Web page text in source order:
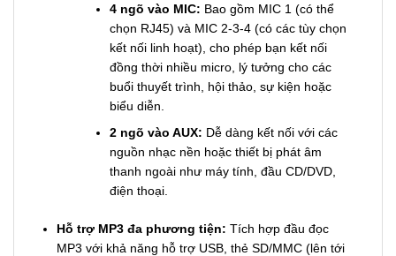
4 ngõ vào MIC: Bao gồm MIC 1 (có thể
chọn RJ45) và MIC 2-3-4 (có các tùy chọn
kết nối linh hoạt), cho phép bạn kết nối
đồng thời nhiều micro, lý tưởng cho các
buổi thuyết trình, hội thảo, sự kiện hoặc
biểu diễn.
2 ngõ vào AUX: Dễ dàng kết nối với các
nguồn nhạc nền hoặc thiết bị phát âm
thanh ngoài như máy tính, đầu CD/DVD,
điện thoại.
Hỗ trợ MP3 đa phương tiện: Tích hợp đầu đọc
MP3 với khả năng hỗ trợ USB, thẻ SD/MMC (lên tới